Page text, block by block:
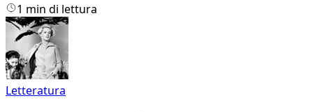
1 min di lettura
Letteratura